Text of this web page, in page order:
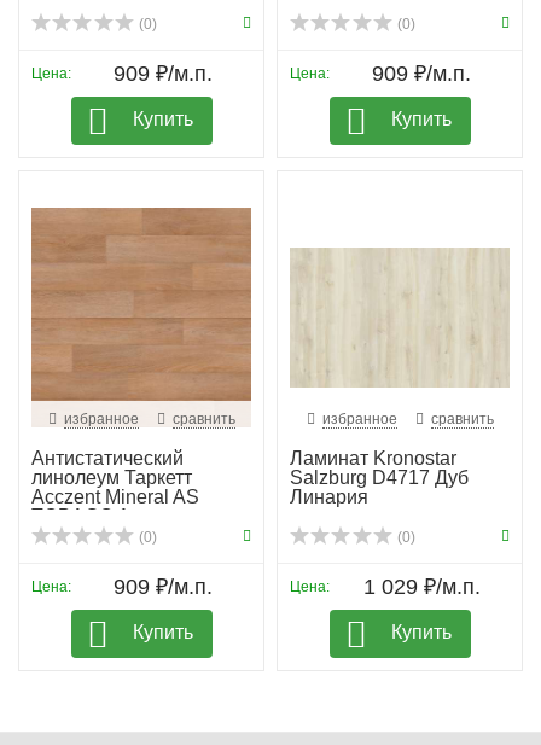
(0)
Цена: 909 ₽/м.п.
Купить
(0)
Цена: 909 ₽/м.п.
Купить
избранное сравнить
Антистатический
линолеум Таркетт
Acczent Mineral AS
TOBAGO 1
(0)
Цена: 909 ₽/м.п.
Купить
избранное сравнить
Ламинат Kronostar
Salzburg D4717 Дуб
Линария
(0)
Цена: 1 029 ₽/м.п.
Купить